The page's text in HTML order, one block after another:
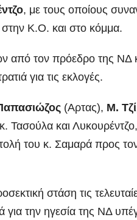
, με τους οποίους
Κ.Ο. και στο κόμμα.
από τον πρόεδρο της ΝΔ
για τις εκλογές.
(Αρτας), Μ.
και Λυκουρέντζο,
του κ. Σαμαρά προς
στάση τις
για την ηγεσία της ΝΔ